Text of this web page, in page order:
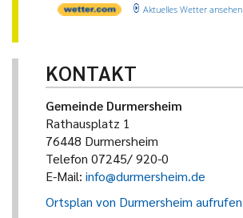
Aktuelles Wetter ansehen
KONTAKT
Gemeinde Durmersheim
Rathausplatz 1
76448 Durmersheim
Telefon 07245/ 920-0
E-Mail: info@durmersheim.de
Ortsplan von Durmersheim aufrufen